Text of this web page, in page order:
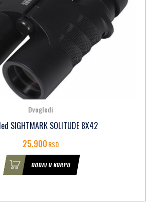
Dvogledi
SIGHTMARK SOLITUDE 8X42
25.900RSD
DODAJ U KORPU